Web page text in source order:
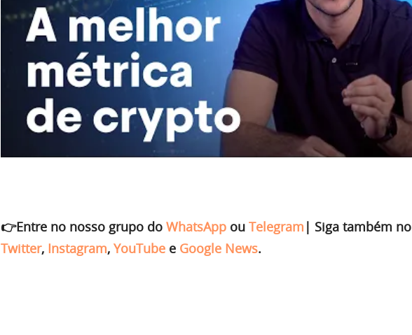
👉Entre no nosso grupo do WhatsApp ou Telegram | Siga também no
Twitter, Instagram, YouTube e Google News.